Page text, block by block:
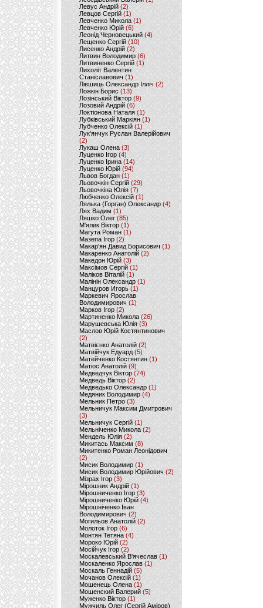
Левус Андрій(2)
Левцов Сергій (1)
Левченко Микола (1)
Левченко Юрій (6)
Леонід Черновецький (4)
Лещенко Сергій (10)
Лисенко Андрій (2)
Литвин Володимир (6)
Литвиненко Сергій (1)
Лихоліт Валентин
Станіславович (1)
Лівшиць Олександр Ілліч (2)
Ложкін Борис(13)
Лозінський Віктор(9)
Лозовий Андрій (6)
Локтіонова Наталя (1)
Лубківський Маркіян(1)
Лубченко Олексій (1)
Лук'янчук Руслан Валерійович
(2)
Лукаш Олена (3)
Луценко Ігор (4)
Луценко Ірина (14)
Луценко Юрій (94)
Львов Богдан (1)
Льовочкін Сергій (29)
Льовочкіна Юлія(7)
Любченко Олексій(1)
Лялька (Горган) Олександр(4)
Лях Вадим (1)
Ляшко Олег (85)
М'ялик Віктор(1)
Магута Роман(1)
Мазепа Ігор (2)
Макар'ян Давид Борисович(1)
Макаренко Анатолій (2)
Македон Юрій(3)
Максімов Сергій (1)
Маліков Віталій (1)
Малінін Олександр (1)
Манцуров Игорь (1)
Маркевич Ярослав
Володимирович (1)
Марков Ігор (2)
Мартиненко Микола (26)
Марушевська Юлія (3)
Маслов Юрій Костянтинович
(2)
Матвієнко Анатолій (2)
Матвійчук Едуард(5)
Матейченко Костянтин (1)
Матіос Анатолій (9)
Медведчук Віктор(74)
Медведь Віктор (2)
Медведько Олександр (1)
Медяник Володимир(4)
Мельник Петро (3)
Мельничук Максим Дмитрович
(3)
Мельничук Сергій (1)
Мельніченко Микола (2)
Мендель Юлія (2)
Микитась Максим (8)
Микитенко Роман Леонідович
(2)
Мисик Володимир (1)
Мисик Володимир Юрійович(2)
Мізрах Ігор(3)
Мірошник Андрій(1)
Мірошниченко Ігор (3)
Мірошниченко Юрій(4)
Мірошніченко Іван
Володимирович (2)
Могильов Анатолій (2)
Молоток Ігор (6)
Монтян Тетяна (4)
Мороко Юрій(2)
Мосійчук Ігор (2)
Москалевський В'ячеслав (1)
Москаленко Ярослав (1)
Москаль Геннадій (5)
Мочанов Олексій(1)
Мошенець Олена(1)
Мошенский Валерий (5)
Муженко Віктор (1)
Мужчиль Олег (Сергій Аміров)